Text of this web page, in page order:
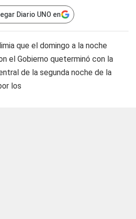
Diario UNO en
que el domingo a la noche
el Gobierno queterminó con la
de la segunda noche de la
los